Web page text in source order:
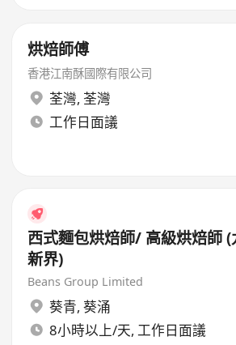
烘焙師傅
香港江南酥國際有限公司
荃灣, 荃灣
工作日面議
西式麵包烘焙師/ 高級烘焙師
新界)
Beans Group Limited
葵青, 葵涌
8小時以上/天, 工作日面議